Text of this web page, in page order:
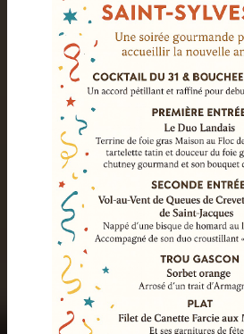
RESTAURANT
DU SUD-OUEST À
03 84 72